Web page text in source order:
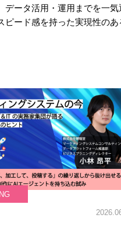
データ活用・運用までを一
ピード感を持った実現性のあ